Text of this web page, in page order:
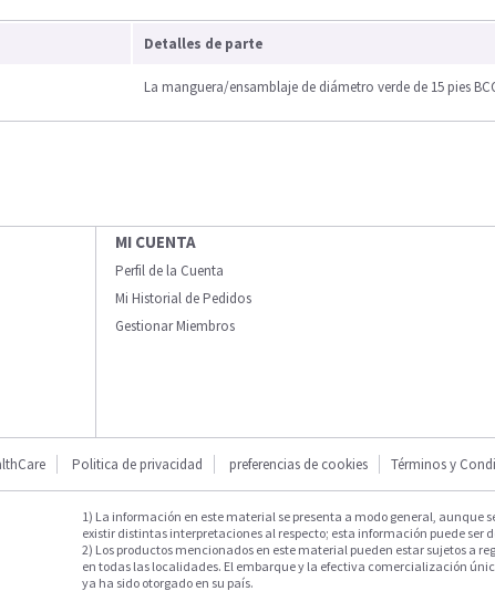
Detalles de parte
La manguera/ensamblaje de diámetro verde de 15 pies
MI CUENTA
Perfil de la Cuenta
Mi Historial de Pedidos
Gestionar Miembros
Politica de privacidad preferencias de cookies Términos y
1) La información en este material se presenta a modo general, aunque
existir distintas interpretaciones al respecto; esta información puede ser
2) Los productos mencionados en este material pueden estar sujetos a
en todas las localidades. El embarque y la efectiva comercialización
ya ha sido otorgado en su país.